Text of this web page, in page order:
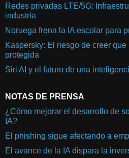
Redes privadas LTE/5G:
industria
Noruega frena la IA escolar para
Kaspersky: El riesgo de creer
protegida
Siri AI y el futuro de una
NOTAS DE PRENSA
¿Cómo mejorar el desarrollo de
IA?
El phishing sigue afectando a
El avance de la IA dispara la